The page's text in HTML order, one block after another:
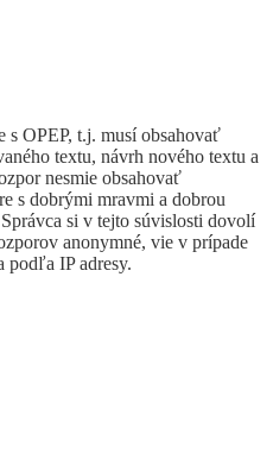
OPEP, t.j. musí obsahovať
textu, návrh nového textu a
nesmie obsahovať
s dobrými mravmi a dobrou
si v tejto súvislosti dovolí
anonymné, vie v prípade
IP adresy.